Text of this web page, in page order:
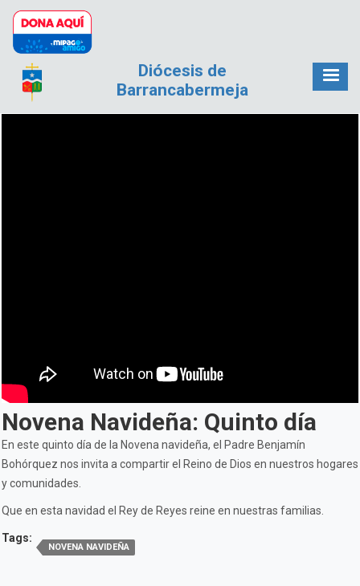
Pasar al contenido principal
Diócesis de
Barrancabermeja
Novena Navideña: Quinto día
En este quinto día de la Novena navideña, el Padre Benjamín
Bohórquez nos invita a compartir el Reino de Dios en nuestros hogares
y comunidades.
Que en esta navidad el Rey de Reyes reine en nuestras familias.
Tags:
NOVENA NAVIDEÑA